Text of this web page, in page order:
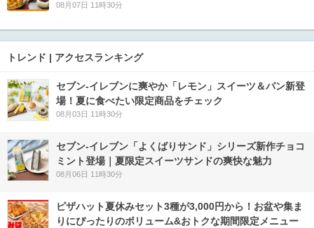
08月07日 11時30分
トレンド | アクセスランキング
セブン‐イレブンに爽やか「レモン」スイーツ＆パン新登
場！夏に食べたい限定商品をチェック
08月03日 11時30分
セブン‐イレブン「よくばりサンド」シリーズ新作チョコ
ミント登場｜夏限定スイーツサンドの爽快な魅力
08月06日 11時30分
ピザハット夏休みセット3種が3,000円から！お盆や集ま
りにぴったりのボリューム&おトクな期間限定メニュー